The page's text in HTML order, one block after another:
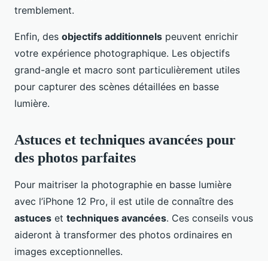
tremblement.
Enfin, des objectifs additionnels peuvent enrichir
votre expérience photographique. Les objectifs
grand-angle et macro sont particulièrement utiles
pour capturer des scènes détaillées en basse
lumière.
Astuces et techniques avancées pour
des photos parfaites
Pour maitriser la photographie en basse lumière
avec l’iPhone 12 Pro, il est utile de connaître des
astuces et techniques avancées. Ces conseils vous
aideront à transformer des photos ordinaires en
images exceptionnelles.